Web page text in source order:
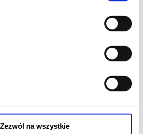
Zezwól na wszystkie